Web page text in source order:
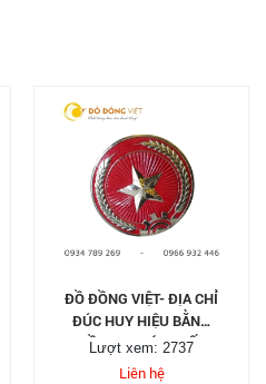
ĐỒ ĐỒNG VIỆT- ĐỊA CHỈ
ĐÚC HUY HIỆU BẰNG
ĐỒNG UY TÍN CHẤT
LƯỢNG
Lượt xem: 2737
Liên hệ